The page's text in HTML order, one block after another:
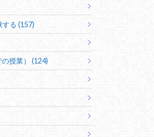
る (157)
授業） (124)